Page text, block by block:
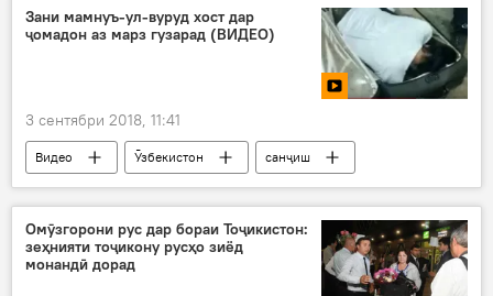
порлумон
густариши муносибатҳо
Япония
Зани мамнуъ-ул-вуруд хост дар
ҷомадон аз марз гузарад (ВИДЕО)
3 сентябри 2018, 11:41
Видео Ӯзбекистон
санҷиш
марз
мамнуъ ул-вуруд
ҷавонзан
ҷомадон
Омӯзгорони рус дар бораи Тоҷикистон:
зеҳнияти тоҷикону русҳо зиёд
монандӣ дорад